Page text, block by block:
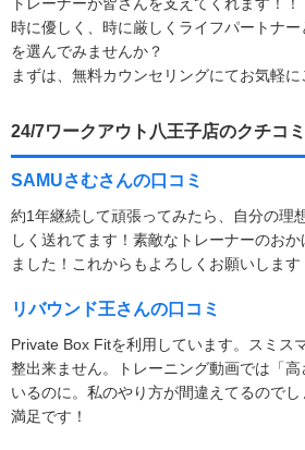
時に優しく、時に厳しくライフパートナ
を選んでみませんか？
まずは、無料カウンセリングにてお気軽に
24/7ワークアウト八王子店のクチコ
SAMUさむさんの口コミ
約1年継続して頑張ってみたら、自分の理
しく送れてます！素敵なトレーナーのお
ました！これからもよろしくお願いします
リバウンド王さんの口コミ
Private Box Fitを利用しています。スミス
整出来ません。トレーニング動画では「
いるのに。私のやり方が間違えてるので
満足です！